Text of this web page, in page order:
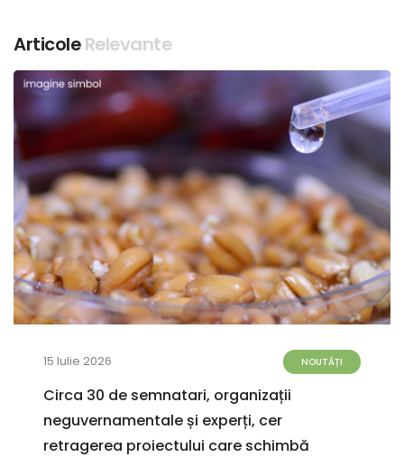
ArticoleRelevante
15 Iulie 2026 NOUTĂȚI
Circa 30 de semnatari, organizații
neguvernamentale și experți, cer
retragerea proiectului care schimbă